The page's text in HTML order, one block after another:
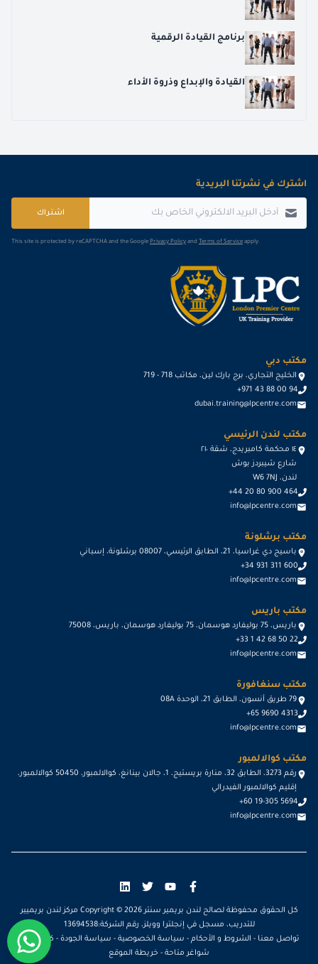
برنامج القيادة الرقمية
القيادة والإبداع وذروة الأداء
اشترك في نشرتنا البريدية
اشتراك
This site is protected by reCAPTCHA and the Google Privacy Policy and Terms of Service apply.
مكتب دبي
الخليج التجاري، برج بارك لين، مكاتب 718 - 719
+971 43 88 00 94
dubai.training@lpcentre.com
مكتب لندن الرئيسي
١٤ محكمة كامبريدج، شقة ٢١٠
شارع شيبردز بوش
لندن، W6 7NJ
+44 20 80 900 464
info@lpcentre.com
مكتب برشلونة
باسيج دي غراسيا، 21، الطابق الرئيسي، 08007 برشلونة، إسباني
+34 931 311 600
info@lpcentre.com
مكتب باريس
باريس، 75 بوليفارد هوسمان، 75 بوليفارد هوسمان، باريس، 75008
+33 1 42 68 50 22
info@lpcentre.com
مكتب سنغافورة
79 طريق أنسون، الطابق 21، الوحدة 08A
+65 9690 4313
info@lpcentre.com
مكتب كوالالمبور
رقم 3273، الطابق 32، منارة بريستيج، 1، جالان بينانغ، كوالالمبور، 50450 كوالالمبور،
إقليم كوالالمبور الفيدرالي
+60 19-305 5694
info@lpcentre.com
كل الحقوق محفوظة لصالح لندن بريمير سنتر Copyright ©2026
مركز لندن بريميير
للتدريب، مسجل في إنجلترا وويلز، رقم الشركة:13694538
تواصل معنا - الشروط و الأحكام - سياسة الخصوصية - سياسة الجودة - كن مدرباً -
شواغر متاحة - خريطة الموقع